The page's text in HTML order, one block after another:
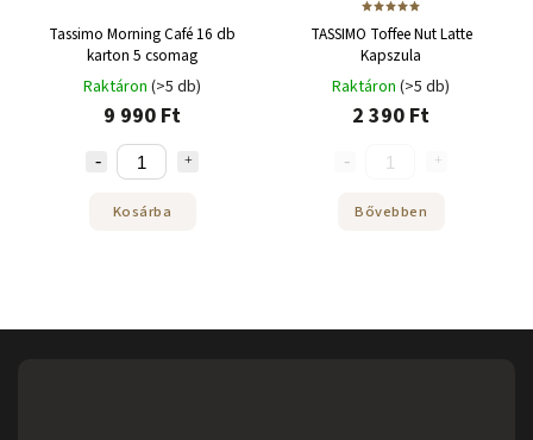
Tassimo Morning Café 16 db
karton 5 csomag
Raktáron (>5 db)
9 990 Ft
Kosárba
TASSIMO Toffee Nut Latte
Kapszula
Raktáron (>5 db)
2 390 Ft
Bővebben